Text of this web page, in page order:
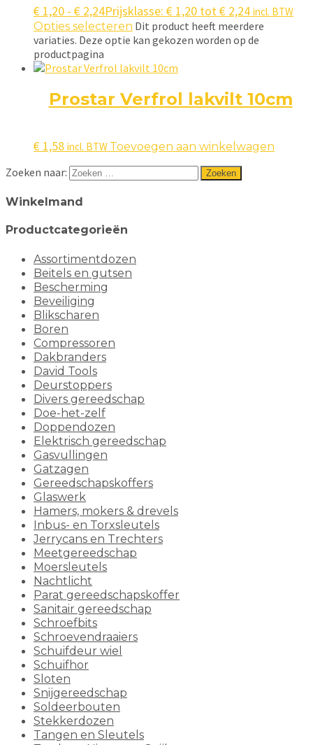
€ 1,20 - € 2,24Prijsklasse: € 1,20 tot € 2,24 incl. BTW
Opties selecteren Dit product heeft meerdere
variaties. Deze optie kan gekozen worden op de
productpagina
Prostar Verfrol lakvilt 10cm
€ 1,58 incl. BTW Toevoegen aan winkelwagen
Zoeken naar:
Winkelmand
Productcategorieën
Assortimentdozen
Beitels en gutsen
Bescherming
Beveiliging
Blikscharen
Boren
Compressoren
Dakbranders
David Tools
Deurstoppers
Divers gereedschap
Doe-het-zelf
Doppendozen
Elektrisch gereedschap
Gasvullingen
Gatzagen
Gereedschapskoffers
Glaswerk
Hamers, mokers & drevels
Inbus- en Torxsleutels
Jerrycans en Trechters
Meetgereedschap
Moersleutels
Nachtlicht
Parat gereedschapskoffer
Sanitair gereedschap
Schroefbits
Schroevendraaiers
Schuifdeur wiel
Schuifhor
Sloten
Snijgereedschap
Soldeerbouten
Stekkerdozen
Tangen en Sleutels